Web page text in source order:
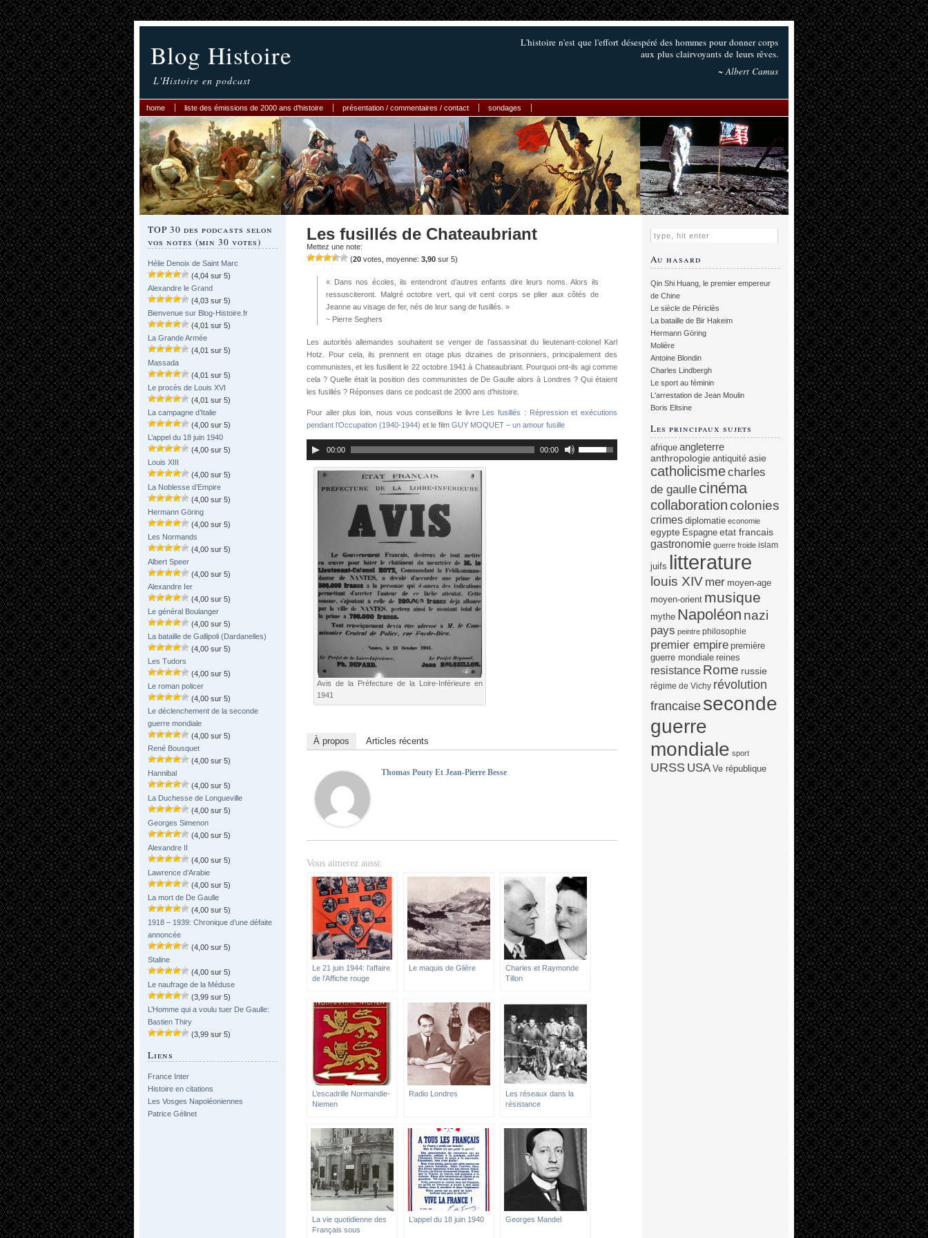
Blog Histoire
L'Histoire en podcast
L'histoire n'est que l'effort désespéré des hommes pour donner corps
aux plus clairvoyants de leurs rêves.
~ Albert Camus
home liste des émissions de 2000 ans d’histoire présentation / commentaires / contact sondages
TOP 30 des podcasts selon
vos notes (min 30 votes)
Hélie Denoix de Saint Marc
(4,04 sur 5)
Alexandre le Grand
(4,03 sur 5)
Bienvenue sur Blog-Histoire.fr
(4,01 sur 5)
La Grande Armée
(4,01 sur 5)
Massada
(4,01 sur 5)
Le procès de Louis XVI
(4,01 sur 5)
La campagne d’Italie
(4,00 sur 5)
L’appel du 18 juin 1940
(4,00 sur 5)
Louis XIII
(4,00 sur 5)
La Noblesse d’Empire
(4,00 sur 5)
Hermann Göring
(4,00 sur 5)
Les Normands
(4,00 sur 5)
Albert Speer
(4,00 sur 5)
Alexandre Ier
(4,00 sur 5)
Le général Boulanger
(4,00 sur 5)
La bataille de Gallipoli (Dardanelles)
(4,00 sur 5)
Les Tudors
(4,00 sur 5)
Le roman policer
(4,00 sur 5)
Le déclenchement de la seconde
guerre mondiale
(4,00 sur 5)
René Bousquet
(4,00 sur 5)
Hannibal
(4,00 sur 5)
La Duchesse de Longueville
(4,00 sur 5)
Georges Simenon
(4,00 sur 5)
Alexandre II
(4,00 sur 5)
Lawrence d’Arabie
(4,00 sur 5)
La mort de De Gaulle
(4,00 sur 5)
1918 – 1939: Chronique d’une défaite
annoncée
(4,00 sur 5)
Staline
(4,00 sur 5)
Le naufrage de la Méduse
(3,99 sur 5)
L’Homme qui a voulu tuer De Gaulle:
Bastien Thiry
(3,99 sur 5)
Liens
France Inter
Histoire en citations
Les Vosges Napoléoniennes
Patrice Gélinet
Les fusillés de Chateaubriant
Mettez une note:
(20 votes, moyenne: 3,90 sur 5)
« Dans nos écoles, ils entendront d’autres enfants dire leurs noms. Alors ils
ressusciteront. Malgré octobre vert, qui vit cent corps se plier aux côtés de
Jeanne au visage de fer, nés de leur sang de fusillés. »
~ Pierre Seghers
Les autorités allemandes souhaitent se venger de l’assassinat du lieutenant-colonel Karl
Hotz. Pour cela, ils prennent en otage plus dizaines de prisonniers, principalement des
communistes, et les fusillent le 22 octobre 1941 à Chateaubriant. Pourquoi ont-ils agi comme
cela ? Quelle était la position des communistes de De Gaulle alors à Londres ? Qui étaient
les fusillés ? Réponses dans ce podcast de 2000 ans d’histoire.
Pour aller plus loin, nous vous conseillons le livre Les fusillés : Répression et exécutions
pendant l’Occupation (1940-1944) et le film GUY MOQUET – un amour fusille
00:00 00:00
Avis de la Préfecture de la Loire-Inférieure en
1941
À propos Articles récents
Thomas Pouty Et Jean-Pierre Besse
Vous aimerez aussi:
Le 21 juin 1944: l’affaire
de l’Affiche rouge
Le maquis de Glière
Charles et Raymonde
Tillon
L’escadrille Normandie-
Niemen
Radio Londres
Les réseaux dans la
résistance
La vie quotidienne des
Français sous
L’appel du 18 juin 1940 Georges Mandel
Au hasard
Qin Shi Huang, le premier empereur
de Chine
Le siècle de Périclès
La bataille de Bir Hakeim
Hermann Göring
Molière
Antoine Blondin
Charles Lindbergh
Le sport au féminin
L'arrestation de Jean Moulin
Boris Eltsine
Les principaux sujets
afrique angleterre
anthropologie antiquité asie
catholicismecharles
de gaulle cinéma
collaborationcolonies
crimes diplomatie economie
egypte Espagne etat francais
gastronomie guerre froide islam
juifs litterature
louis XIV mer moyen-age
moyen-orient musique
mythe Napoléon nazi
pays peintre philosophie
premier empire première
guerre mondiale reines
resistance Rome russie
régime de Vichy révolution
francaise seconde
guerre
mondiale sport
URSS USA Ve république